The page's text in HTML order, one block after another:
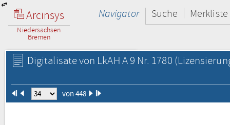
Arcinsys
Niedersachsen
Bremen
Navigator Suche Merkliste
Digitalisate von LkAH A 9 Nr. 1780
von 448